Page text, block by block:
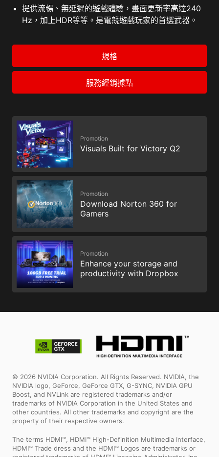
提供流暢、無延遲的遊戲體驗，畫面更新率高達240
Hz，加上HDR等等。是電競遊戲玩家的首選武器。
規格
服務經銷據點
Promotion
Visuals Built for Victory Q2
Promotion
Download Norton 360 for
Gamers
Promotion
Enhance your storage and
productivity with Dropbox
© 2026 NVIDIA Corporation. All Rights Reserved. NVIDIA, the
NVIDIA logo, GeForce, GeForce GTX, G-SYNC, NVIDIA GPU
Boost, and NVLink are registered trademarks and/or
trademarks of NVIDIA Corporation in the United States and
other countries. All other trademarks and copyright are the
property of their respective owners.
The terms HDMI™, HDMI™ High-Definition Multimedia Interface,
HDMI™ Trade dress and the HDMI™ Logos are trademarks or